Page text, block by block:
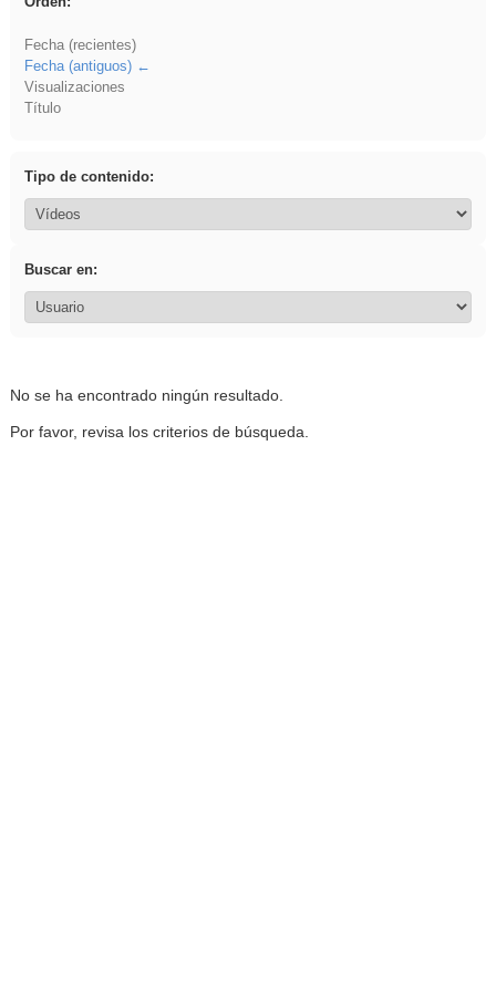
Fecha (recientes)
Fecha (antiguos)
Visualizaciones
Título
Tipo de contenido:
Buscar en:
No se ha encontrado ningún resultado.
Por favor, revisa los criterios de búsqueda.